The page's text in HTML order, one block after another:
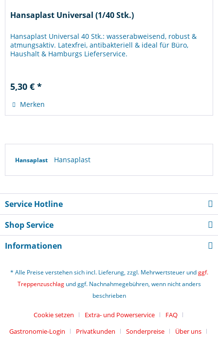
Hansaplast Universal (1/40 Stk.)
Hansaplast Universal 40 Stk.: wasserabweisend, robust &
atmungsaktiv. Latexfrei, antibakteriell & ideal für Büro,
Haushalt & Hamburgs Lieferservice.
5,30 € *
Merken
Hansaplast Hansaplast
Service Hotline
Shop Service
Informationen
* Alle Preise verstehen sich incl. Lieferung, zzgl. Mehrwertsteuer undggf.
Treppenzuschlagund ggf. Nachnahmegebühren, wenn nicht anders
beschrieben
Cookie setzen Extra- und Powerservice
FAQ
Gastronomie-Login
Privatkunden Sonderpreise Über uns